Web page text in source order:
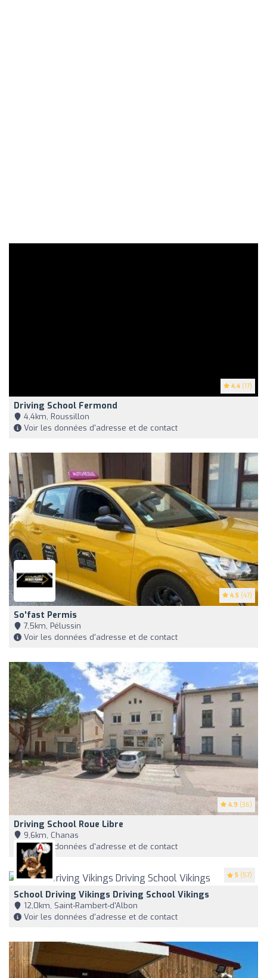
4.4 (17)
Driving School Fermond
4,4km, Roussillon
Voir les données d'adresse et de contact
4.5 (47)
So'fast Permis
7,5km, Pélussin
Voir les données d'adresse et de contact
4.9 (36)
Driving School Roue Libre
9,6km, Chanas
Voir les données d'adresse et de contact
5 (57)
School Driving Vikings Driving School Vikings
12,0km, Saint-Rambert-d'Albon
Voir les données d'adresse et de contact